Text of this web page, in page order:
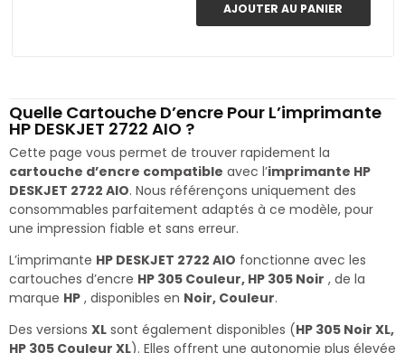
AJOUTER AU PANIER
Quelle Cartouche D’encre Pour L’imprimante
HP DESKJET 2722 AIO ?
Cette page vous permet de trouver rapidement la
cartouche d’encre compatible avec l’imprimante HP
DESKJET 2722 AIO. Nous référençons uniquement des
consommables parfaitement adaptés à ce modèle, pour
une impression fiable et sans erreur.
L’imprimante HP DESKJET 2722 AIO fonctionne avec les
cartouches d’encre HP 305 Couleur, HP 305 Noir , de la
marque HP , disponibles en Noir, Couleur.
Des versions XL sont également disponibles (HP 305 Noir XL,
HP 305 Couleur XL). Elles offrent une autonomie plus élevée